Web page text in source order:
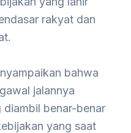
rakyat dan
bahwa
jalannya
diambil benar-benar
yang saat